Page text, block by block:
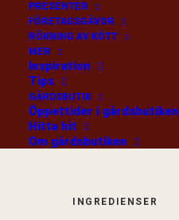
PRESENTER
FÖRETAGSGÅVOR
RÖKNING AV KÖTT
MER
Inspiration
Tips
GÅRDSBUTIK
Öppettider i gårdsbutiken
Hitta hit
Om gårdsbutiken
/kg
Kategori Fryst kött
INGREDIENSER